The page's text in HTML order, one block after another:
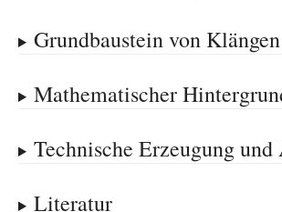
Grundbaustein von Klängen
Mathematischer
Technische Erzeugung und
Literatur